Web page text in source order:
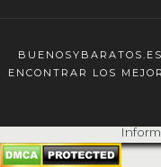
ENCONTRAR LOS